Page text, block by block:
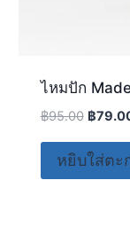
ไหมปัก
฿95.00 ฿
หยิบใส่ตะ